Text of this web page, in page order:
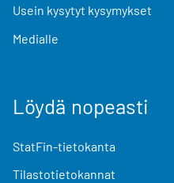
Usein kysytyt kysymykset
Medialle
Löydä nopeasti
StatFin-tietokanta
Tilastotietokannat